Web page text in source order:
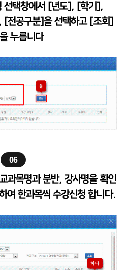
선택창에서 [년도], [학기],
전공구분]을 선택하고 [조회]
누릅니다
06
과목명과 분반, 강사명을 확인
여 한과목씩 수강신청 합니다.